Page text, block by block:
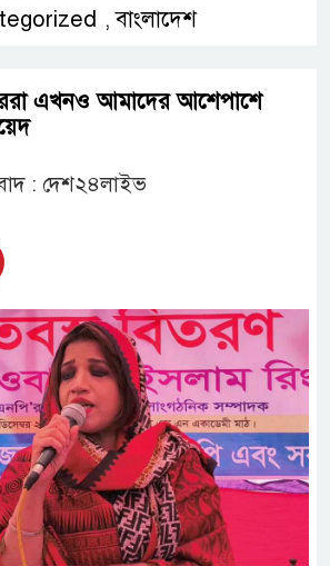
,বাংলাদেশ
এখনও আমাদের আশেপাশে
: দেশ২৪লাইভ